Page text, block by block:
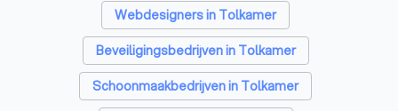
Webdesigners in Tolkamer
Beveiligingsbedrijven in Tolkamer
Schoonmaakbedrijven in Tolkamer